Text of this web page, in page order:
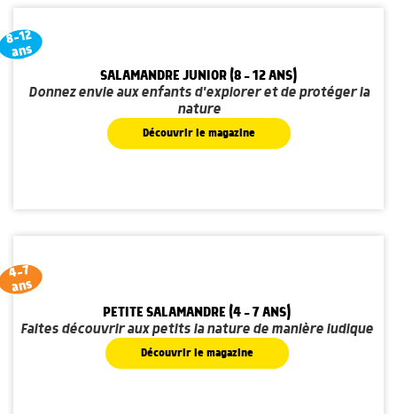
8-12
ans
SALAMANDRE JUNIOR (8 - 12 ANS)
Donnez envie aux enfants d'explorer et de protéger la
nature
Découvrir le magazine
4-7
ans
PETITE SALAMANDRE (4 - 7 ANS)
Faites découvrir aux petits la nature de manière ludique
Découvrir le magazine